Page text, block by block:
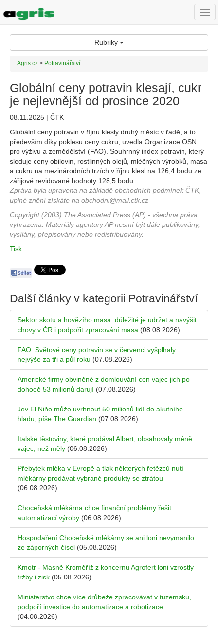
Rubriky
Agris.cz > Potravinářství
Globální ceny potravin klesají, cukr
je nejlevnější od prosince 2020
08.11.2025 | ČTK
Globální ceny potravin v říjnu klesly druhý měsíc v řadě, a to
především díky poklesu ceny cukru, uvedla Organizace OSN
pro výživu a zemědělství (FAO). Souhrnný index potravin, který
sleduje ceny obilovin, rostlinných olejů, mléčných výrobků, masa
a cukru na mezinárodních trzích v říjnu klesl na 126,4 bodu ze
zářijové revidované hodnoty 128,5 bodu.
Zpráva byla upravena na základě obchodních podmínek ČTK,
uplné znění získáte na obchodni@mail.ctk.cz
Copyright (2003) The Associated Press (AP) - všechna práva
vyhrazena. Materiály agentury AP nesmí být dále publikovány,
vysílány, přepisovány nebo redistribuovány.
Tisk
Další články v kategorii Potravinářství
Sektor skotu a hovězího masa: důležité je udržet a navýšit
chovy v ČR i podpořit zpracování masa (08.08.2026)
FAO: Světové ceny potravin se v červenci vyšplhaly
nejvýše za tři a půl roku (07.08.2026)
Americké firmy obviněné z domlouvání cen vajec jich po
dohodě 53 milionů darují (07.08.2026)
Jev El Niňo může uvrhnout 50 milionů lidí do akutního
hladu, píše The Guardian (07.08.2026)
Italské těstoviny, které prodával Albert, obsahovaly méně
vajec, než měly (06.08.2026)
Přebytek mléka v Evropě a tlak některých řetězců nutí
mlékárny prodávat vybrané produkty se ztrátou
(06.08.2026)
Choceňská mlékárna chce finanční problémy řešit
automatizací výroby (06.08.2026)
Hospodaření Choceňské mlékárny se ani loni nevymanilo
ze záporných čísel (05.08.2026)
Kmotr - Masně Kroměříž z koncernu Agrofert loni vzrostly
tržby i zisk (05.08.2026)
Ministerstvo chce více drůbeže zpracovávat v tuzemsku,
podpoří investice do automatizace a robotizace
(04.08.2026)